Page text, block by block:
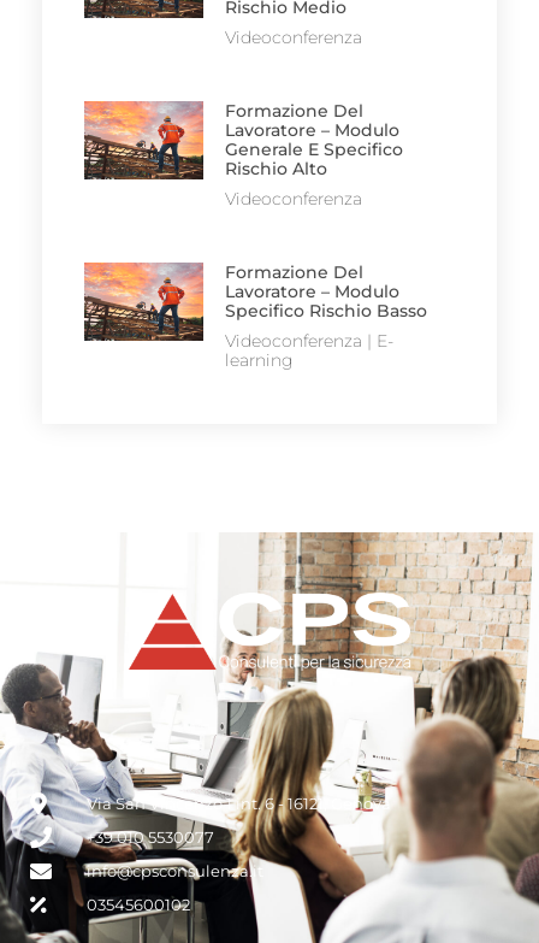
Rischio Medio
Videoconferenza
Formazione Del
Lavoratore – Modulo
Generale E Specifico
Rischio Alto
Videoconferenza
Formazione Del
Lavoratore – Modulo
Specifico Rischio Basso
Videoconferenza | E-
learning
Via San Vincenzo 1 int. 6 - 16121, Genova
+39 010 5530077
info@cpsconsulenza.it
03545600102